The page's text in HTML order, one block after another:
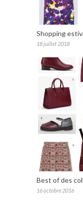
Shopping
18 juillet 2018
Best of des
16 octobre 2016